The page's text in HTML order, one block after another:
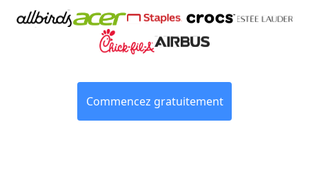
Commencez gratuitement